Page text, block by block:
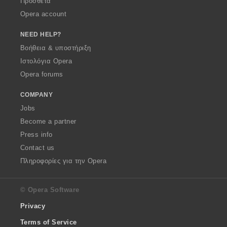
Opera account
NEED HELP?
Βοήθεια & υποστήριξη
Ιστολόγια Opera
Opera forums
COMPANY
Jobs
Become a partner
Press info
Contact us
Πληροφορίες για την Opera
© Opera Software
Privacy
Terms of Service